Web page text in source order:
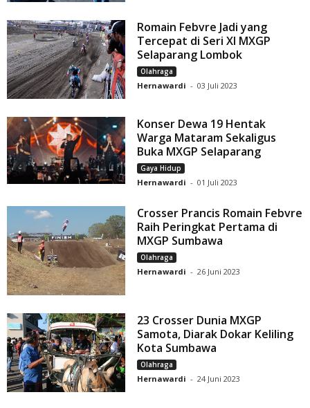
Romain Febvre Jadi yang
Tercepat di Seri XI MXGP
Selaparang Lombok
Olahraga
Hernawardi - 03 Juli 2023
Konser Dewa 19 Hentak
Warga Mataram Sekaligus
Buka MXGP Selaparang
Gaya Hidup
Hernawardi - 01 Juli 2023
Crosser Prancis Romain Febvre
Raih Peringkat Pertama di
MXGP Sumbawa
Olahraga
Hernawardi - 26 Juni 2023
23 Crosser Dunia MXGP
Samota, Diarak Dokar Keliling
Kota Sumbawa
Olahraga
Hernawardi - 24 Juni 2023